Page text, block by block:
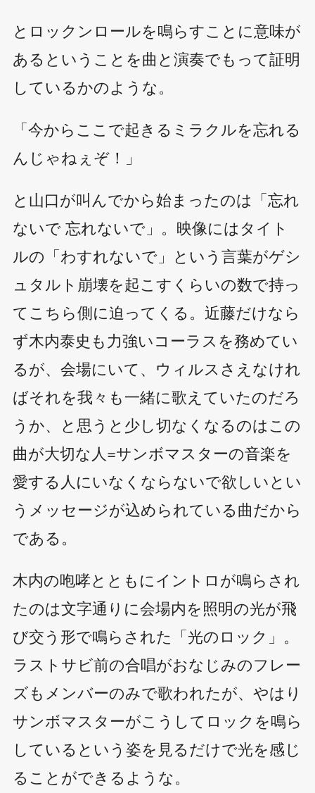
とロックンロールを鳴らすことに意味が
あるということを曲と演奏でもって証明
しているかのような。
「今からここで起きるミラクルを忘れる
んじゃねぇぞ！」
と山口が叫んでから始まったのは「忘れ
ないで 忘れないで」。映像にはタイト
ルの「わすれないで」という言葉がゲシ
ュタルト崩壊を起こすくらいの数で持っ
てこちら側に迫ってくる。近藤だけなら
ず木内泰史も力強いコーラスを務めてい
るが、会場にいて、ウィルスさえなけれ
ばそれを我々も一緒に歌えていたのだろ
うか、と思うと少し切なくなるのはこの
曲が大切な人=サンボマスターの音楽を
愛する人にいなくならないで欲しいとい
うメッセージが込められている曲だから
である。
木内の咆哮とともにイントロが鳴らされ
たのは文字通りに会場内を照明の光が飛
び交う形で鳴らされた「光のロック」。
ラストサビ前の合唱がおなじみのフレー
ズもメンバーのみで歌われたが、やはり
サンボマスターがこうしてロックを鳴ら
しているという姿を見るだけで光を感じ
ることができるような。